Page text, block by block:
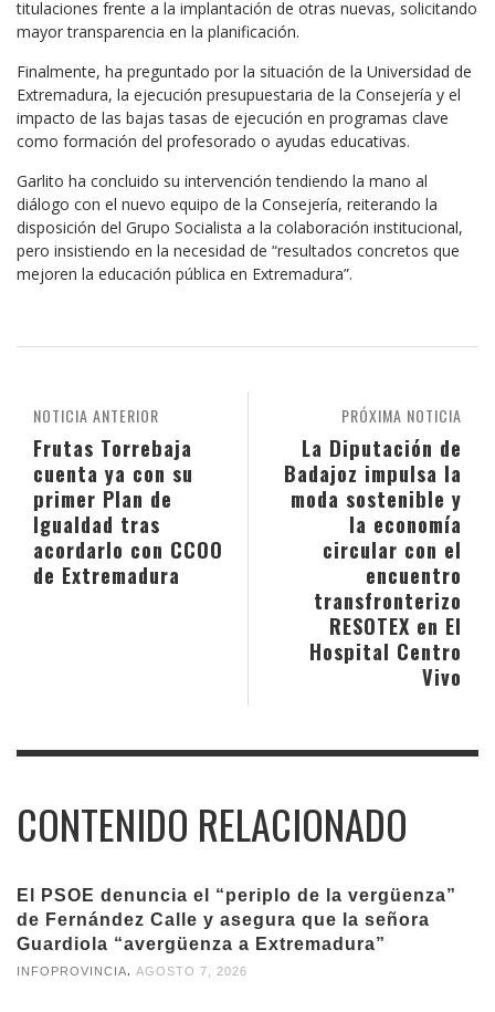
titulaciones frente a la implantación de otras nuevas, solicitando
mayor transparencia en la planificación.
Finalmente, ha preguntado por la situación de la Universidad de
Extremadura, la ejecución presupuestaria de la Consejería y el
impacto de las bajas tasas de ejecución en programas clave
como formación del profesorado o ayudas educativas.
Garlito ha concluido su intervención tendiendo la mano al
diálogo con el nuevo equipo de la Consejería, reiterando la
disposición del Grupo Socialista a la colaboración institucional,
pero insistiendo en la necesidad de “resultados concretos que
mejoren la educación pública en Extremadura”.
PRÓXIMA NOTICIA
La Diputación de
Badajoz impulsa la
moda sostenible y
la economía
circular con el
encuentro
transfronterizo
RESOTEX en El
Hospital Centro
Vivo
NOTICIA ANTERIOR
Frutas Torrebaja
cuenta ya con su
primer Plan de
Igualdad tras
acordarlo con CCOO
de Extremadura
CONTENIDO RELACIONADO
El PSOE denuncia el “periplo de la vergüenza”
de Fernández Calle y asegura que la señora
Guardiola “avergüenza a Extremadura”
INFOPROVINCIA AGOSTO 7, 2026